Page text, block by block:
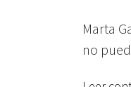
Marta
no